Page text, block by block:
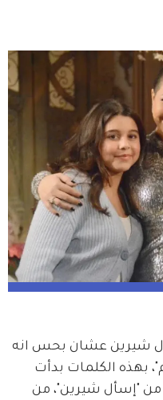
شيرين عشان بحس انه
بهذه الكلمات بدأت
"إسأل شيرين"، من